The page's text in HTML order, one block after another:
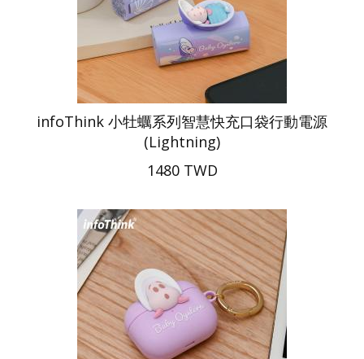
infoThink 小牡蠣系列智慧快充口袋行動電源
(Lightning)
1480 TWD